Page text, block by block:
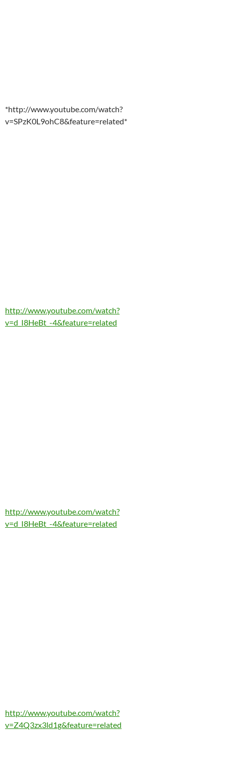
*http://www.youtube.com/watch?
v=SPzK0L9ohC8&feature=related*
http://www.youtube.com/watch?
v=d_I8HeBt_-4&feature=related
http://www.youtube.com/watch?
v=d_I8HeBt_-4&feature=related
http://www.youtube.com/watch?
v=Z4Q3zx3ld1g&feature=related